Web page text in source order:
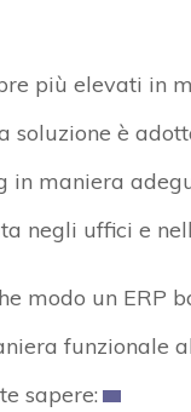
più elevati in
soluzione è
maniera
negli uffici e
modo un ERP
funzionale
sapere: